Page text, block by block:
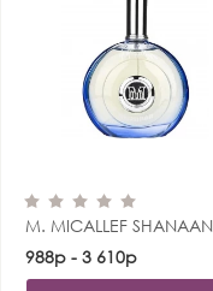
M. MICALLEF SHANAAN
988р - 3 610р